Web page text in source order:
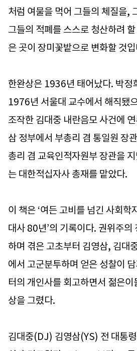
처럼 여물을 먹어 그들의 체질을,
그들의 적폐를 스스로 청산하려
은 곳이 장미꽃밭으로 변화할 것
한완상은 1936년 태어났다. 박정
1976년 서울대 교수에서 해직됐
조작한 김대중 내란음모 사건에
삼 정부에서 부총리 겸 통일원 장
총리 겸 교육인적자원부 장관을
는 대한적십자사 총재를 맡았다.
이 책은 ‘여든 고비를 넘긴 사회학
대사 80년’의 기록이다. 권위주의
하며 겪은 고초부터 김영삼, 김대
에서 고군분투하며 얻은 성찰이
터의 개인사를 회고하면서 젊은이
상을 그렸다.
김대중(DJ) 김영삼(YS) 전 대통